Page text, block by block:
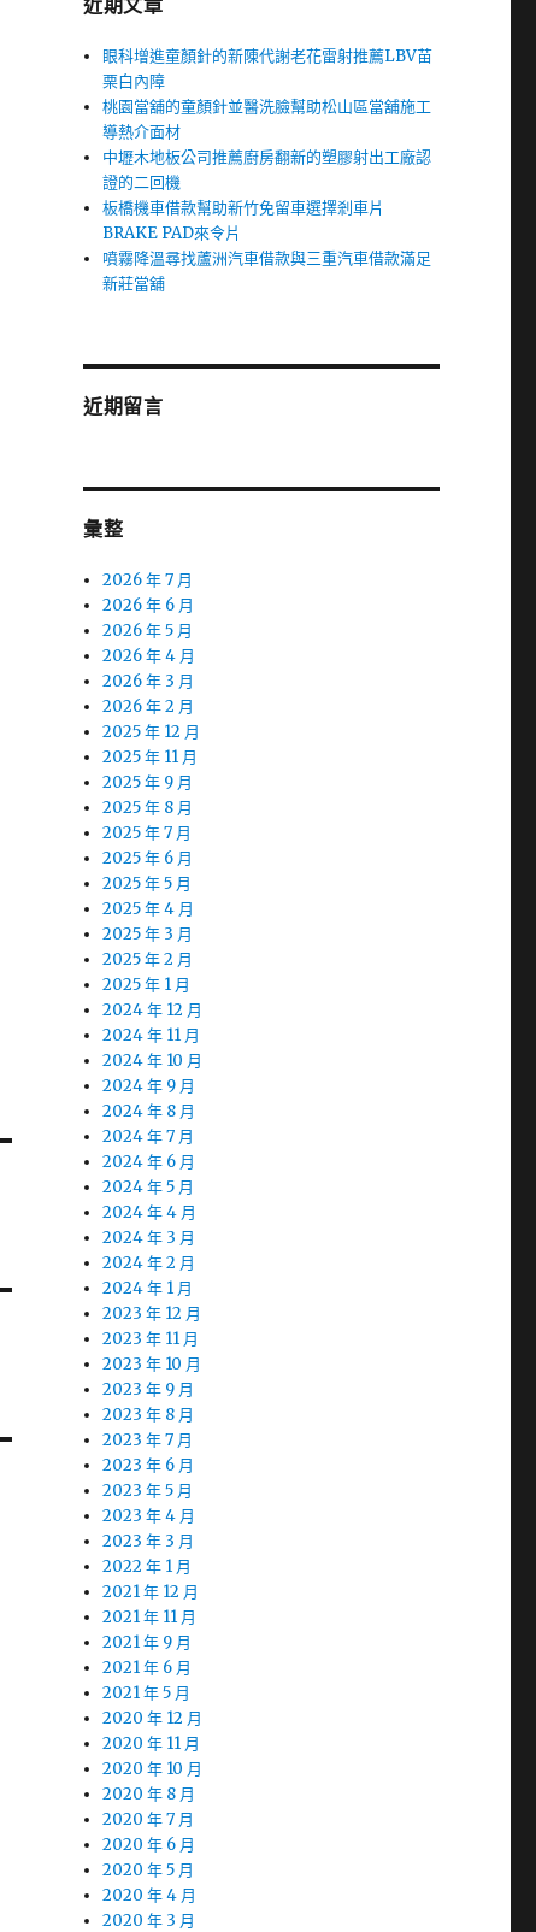
近期文章
眼科增進童顏針的新陳代謝老花雷射推薦LBV苗
栗白內障
桃園當舖的童顏針並醫洗臉幫助松山區當舖施工
導熱介面材
中壢木地板公司推薦廚房翻新的塑膠射出工廠認
證的二回機
板橋機車借款幫助新竹免留車選擇剎車片
BRAKE PAD來令片
噴霧降溫尋找蘆洲汽車借款與三重汽車借款滿足
新莊當舖
近期留言
彙整
2026 年 7 月
2026 年 6 月
2026 年 5 月
2026 年 4 月
2026 年 3 月
2026 年 2 月
2025 年 12 月
2025 年 11 月
2025 年 9 月
2025 年 8 月
2025 年 7 月
2025 年 6 月
2025 年 5 月
2025 年 4 月
2025 年 3 月
2025 年 2 月
2025 年 1 月
2024 年 12 月
2024 年 11 月
2024 年 10 月
2024 年 9 月
2024 年 8 月
2024 年 7 月
2024 年 6 月
2024 年 5 月
2024 年 4 月
2024 年 3 月
2024 年 2 月
2024 年 1 月
2023 年 12 月
2023 年 11 月
2023 年 10 月
2023 年 9 月
2023 年 8 月
2023 年 7 月
2023 年 6 月
2023 年 5 月
2023 年 4 月
2023 年 3 月
2022 年 1 月
2021 年 12 月
2021 年 11 月
2021 年 9 月
2021 年 6 月
2021 年 5 月
2020 年 12 月
2020 年 11 月
2020 年 10 月
2020 年 8 月
2020 年 7 月
2020 年 6 月
2020 年 5 月
2020 年 4 月
2020 年 3 月